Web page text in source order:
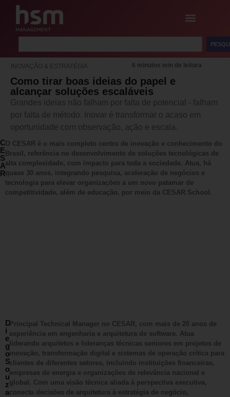
INOVAÇÃO & ESTRATÉGIA 6 minutos min de leitura
Como tirar boas ideias do papel e
alcançar soluções escaláveis
Grandes ideias não falham por falta de potencial - falham
por falta de método. Inovar é transformar o acaso em
oportunidade com observação, ação e escala.
C
E
S
A
R
O CESAR é o mais completo centro de inovação e conhecimento do
Brasil, referência no desenvolvimento de soluções tecnológicas de
alta complexidade, com impacto para toda a sociedade. Atua, há
quase 30 anos, integrando pesquisa, aceleração de negócios e
tecnologia para elevar organizações a um novo patamar de
competitividade, além de educação, por meio da CESAR School.
D
i
e
g
o
S
o
u
z
a
Principal Technical Manager no CESAR, com mais de 20 anos de
experiência em engenharia e arquitetura de software. Atua
liderando arquitetos e lideranças técnicas seniores em projetos de
inovação, transformação digital e sistemas de operação crítica para
clientes de diferentes setores, incluindo instituições financeiras,
empresas de energia e organizações de relevância nacional e
global. Com uma visão técnica aliada à perspectiva executiva,
conecta decisões de arquitetura à estratégia de negócio,